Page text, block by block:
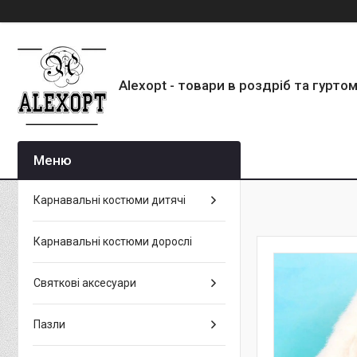
Alexopt - товари в роздріб та гуртом
Карнавальні костюми дитячі
Карнавальні костюми дорослі
Святкові аксесуари
Пазли